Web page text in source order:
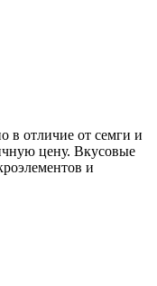
в отличие от семги и
цену. Вкусовые
и